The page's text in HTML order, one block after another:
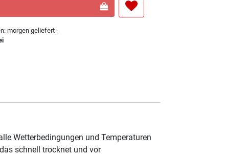
morgen geliefert -
Wetterbedingungen und Temperaturen
schnell trocknet und vor